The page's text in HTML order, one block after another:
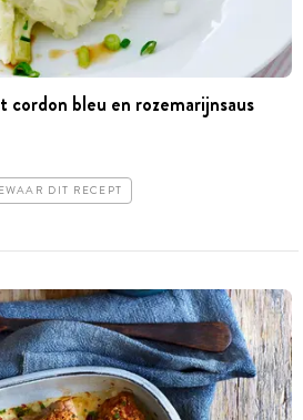
bleu en rozemarijnsaus
DIT RECEPT